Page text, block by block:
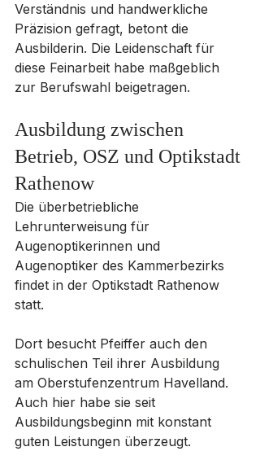
Verständnis und handwerkliche
Präzision gefragt, betont die
Ausbilderin. Die Leidenschaft für
diese Feinarbeit habe maßgeblich
zur Berufswahl beigetragen.
Ausbildung zwischen
Betrieb, OSZ und Optikstadt
Rathenow
Die überbetriebliche
Lehrunterweisung für
Augenoptikerinnen und
Augenoptiker des Kammerbezirks
findet in der Optikstadt Rathenow
statt.
Dort besucht Pfeiffer auch den
schulischen Teil ihrer Ausbildung
am Oberstufenzentrum Havelland.
Auch hier habe sie seit
Ausbildungsbeginn mit konstant
guten Leistungen überzeugt.